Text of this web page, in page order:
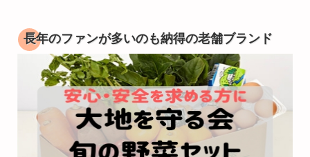
長年のファンが多いのも納得の老舗ブランド